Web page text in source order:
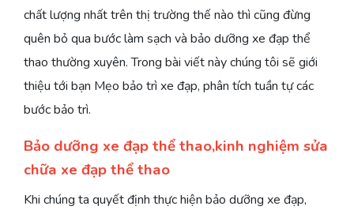
chất lượng nhất trên thị trường thế nào thì cũng đừng
quên bỏ qua bước làm sạch và bảo dưỡng xe đạp thể
thao thường xuyên. Trong bài viết này chúng tôi sẽ giới
thiệu tới bạn Mẹo bảo trì xe đạp, phân tích tuần tự các
bước bảo trì.
Bảo dưỡng xe đạp thể thao,kinh nghiệm sửa
chữa xe đạp thể thao
Khi chúng ta quyết định thực hiện bảo dưỡng xe đạp,